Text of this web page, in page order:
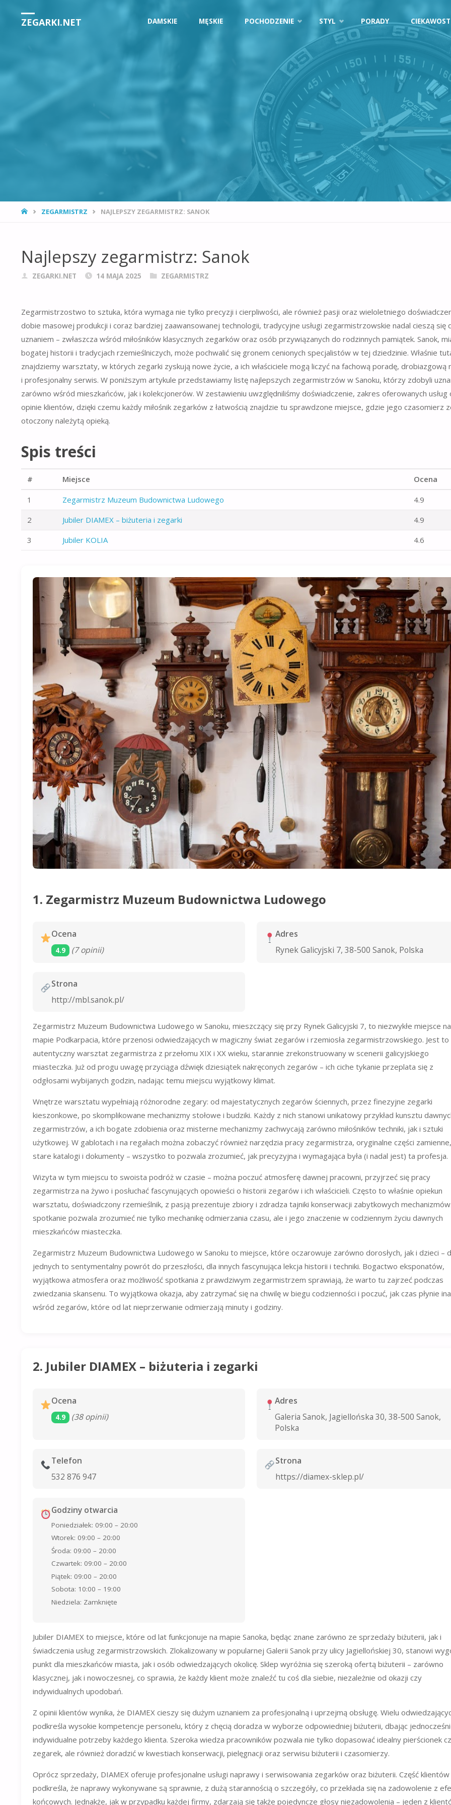
ZEGARKI.NET DAMSKIE MĘSKIE POCHODZENIE STYL PORADY
STRONA
ZEGARMISTRZ NAJLEPSZY ZEGARMISTRZ: SANOK
Najlepszy zegarmistrz: Sanok
ZEGARKI.NET 14 MAJA 2025 ZEGARMISTRZ
Zegarmistrzostwo to sztuka, która wymaga nie tylko precyzji i cierpliwości, ale również pasji oraz wieloletniego
dobie masowej produkcji i coraz bardziej zaawansowanej technologii, tradycyjne usługi zegarmistrzowskie nadal cieszą się
uznaniem – zwłaszcza wśród miłośników klasycznych zegarków oraz osób przywiązanych do rodzinnych pamiątek. Sanok,
bogatej historii i tradycjach rzemieślniczych, może pochwalić się gronem cenionych specjalistów w tej dziedzinie. Właśnie
znajdziemy warsztaty, w których zegarki zyskują nowe życie, a ich właściciele mogą liczyć na fachową poradę, drobiazgową
i profesjonalny serwis. W poniższym artykule przedstawiamy listę najlepszych zegarmistrzów w Sanoku, którzy zdobyli
zarówno wśród mieszkańców, jak i kolekcjonerów. W zestawieniu uwzględniliśmy doświadczenie, zakres oferowanych usług
opinie klientów, dzięki czemu każdy miłośnik zegarków z łatwością znajdzie tu sprawdzone miejsce, gdzie jego czasomierz
otoczony należytą opieką.
Spis treści
# Miejsce Ocena
1 Zegarmistrz Muzeum Budownictwa Ludowego
4.9
2
Jubiler DIAMEX – biżuteria i zegarki
4.9
3
Jubiler KOLIA 4.6
1. Zegarmistrz Muzeum Budownictwa Ludowego
Ocena
4.9 (7 opinii)
Adres
Rynek Galicyjski 7, 38-500 Sanok, Polska
Strona
http://mbl.sanok.pl/
Zegarmistrz Muzeum Budownictwa Ludowego w Sanoku, mieszczący się przy Rynek Galicyjski 7, to niezwykłe miejsce na
mapie Podkarpacia, które przenosi odwiedzających w magiczny świat zegarów i rzemiosła zegarmistrzowskiego. Jest to
autentyczny warsztat zegarmistrza z przełomu XIX i XX wieku, starannie zrekonstruowany w scenerii galicyjskiego
miasteczka. Już od progu uwagę przyciąga dźwięk dziesiątek nakręconych zegarów – ich ciche tykanie przeplata się z
odgłosami wybijanych godzin, nadając temu miejscu wyjątkowy klimat.
Wnętrze warsztatu wypełniają różnorodne zegary: od majestatycznych zegarów ściennych, przez finezyjne zegarki
kieszonkowe, po skomplikowane mechanizmy stołowe i budziki. Każdy z nich stanowi unikatowy przykład kunsztu
zegarmistrzów, a ich bogate zdobienia oraz misterne mechanizmy zachwycają zarówno miłośników techniki, jak i sztuki
użytkowej. W gablotach i na regałach można zobaczyć również narzędzia pracy zegarmistrza, oryginalne części zamienne,
stare katalogi i dokumenty – wszystko to pozwala zrozumieć, jak precyzyjna i wymagająca była (i nadal jest) ta profesja.
Wizyta w tym miejscu to swoista podróż w czasie – można poczuć atmosferę dawnej pracowni, przyjrzeć się pracy
zegarmistrza na żywo i posłuchać fascynujących opowieści o historii zegarów i ich właścicieli. Często to właśnie opiekun
warsztatu, doświadczony rzemieślnik, z pasją prezentuje zbiory i zdradza tajniki konserwacji zabytkowych
spotkanie pozwala zrozumieć nie tylko mechanikę odmierzania czasu, ale i jego znaczenie w codziennym życiu dawnych
mieszkańców miasteczka.
Zegarmistrz Muzeum Budownictwa Ludowego w Sanoku to miejsce, które oczarowuje zarówno dorosłych, jak i dzieci –
jednych to sentymentalny powrót do przeszłości, dla innych fascynująca lekcja historii i techniki. Bogactwo eksponatów,
wyjątkowa atmosfera oraz możliwość spotkania z prawdziwym zegarmistrzem sprawiają, że warto tu zajrzeć podczas
zwiedzania skansenu. To wyjątkowa okazja, aby zatrzymać się na chwilę w biegu codzienności i poczuć, jak czas płynie
wśród zegarów, które od lat nieprzerwanie odmierzają minuty i godziny.
2. Jubiler DIAMEX – biżuteria i zegarki
Ocena
4.9 (38 opinii)
Adres
Galeria Sanok, Jagiellońska 30, 38-500 Sanok,
Polska
Telefon
532 876 947
Strona
https://diamex-sklep.pl/
Godziny otwarcia
Poniedziałek: 09:00 – 20:00
Wtorek: 09:00 – 20:00
Środa: 09:00 – 20:00
Czwartek: 09:00 – 20:00
Piątek: 09:00 – 20:00
Sobota: 10:00 – 19:00
Niedziela: Zamknięte
Jubiler DIAMEX to miejsce, które od lat funkcjonuje na mapie Sanoka, będąc znane zarówno ze sprzedaży biżuterii, jak i
świadczenia usług zegarmistrzowskich. Zlokalizowany w popularnej Galerii Sanok przy ulicy Jagiellońskiej 30, stanowi
punkt dla mieszkańców miasta, jak i osób odwiedzających okolicę. Sklep wyróżnia się szeroką ofertą biżuterii – zarówno
klasycznej, jak i nowoczesnej, co sprawia, że każdy klient może znaleźć tu coś dla siebie, niezależnie od okazji czy
indywidualnych upodobań.
Z opinii klientów wynika, że DIAMEX cieszy się dużym uznaniem za profesjonalną i uprzejmą obsługę. Wielu
podkreśla wysokie kompetencje personelu, który z chęcią doradza w wyborze odpowiedniej biżuterii, dbając
indywidualne potrzeby każdego klienta. Szeroka wiedza pracowników pozwala nie tylko dopasować idealny pierścionek
zegarek, ale również doradzić w kwestiach konserwacji, pielęgnacji oraz serwisu biżuterii i czasomierzy.
Oprócz sprzedaży, DIAMEX oferuje profesjonalne usługi naprawy i serwisowania zegarków oraz biżuterii. Część klientów
podkreśla, że naprawy wykonywane są sprawnie, z dużą starannością o szczegóły, co przekłada się na zadowolenie z
końcowych. Jednakże, jak w przypadku każdej firmy, zdarzają się także pojedyncze głosy niezadowolenia – jeden z